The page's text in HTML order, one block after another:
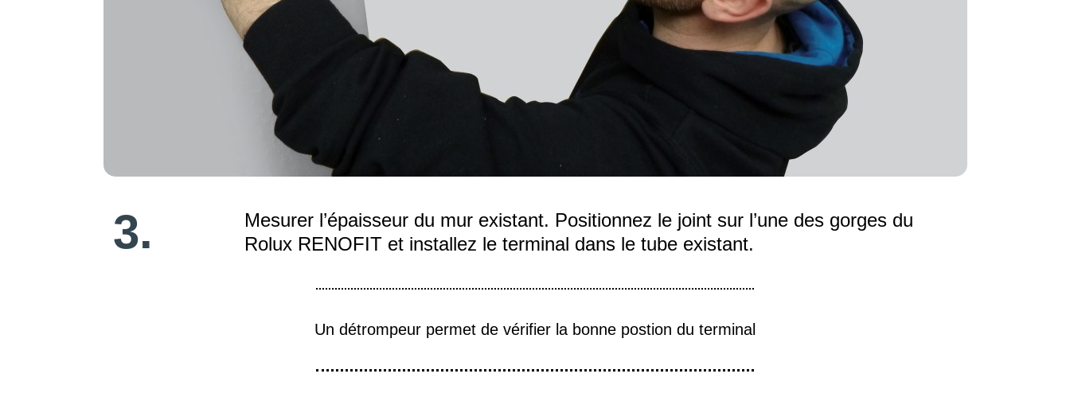
3.
Mesurer l’épaisseur du mur existant. Positionnez le joint sur l’une des gorges du
Rolux RENOFIT et installez le terminal dans le tube existant.
Un détrompeur permet de vérifier la bonne postion du terminal